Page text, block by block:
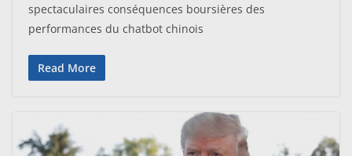
spectaculaires conséquences boursières des
performances du chatbot chinois
Read More